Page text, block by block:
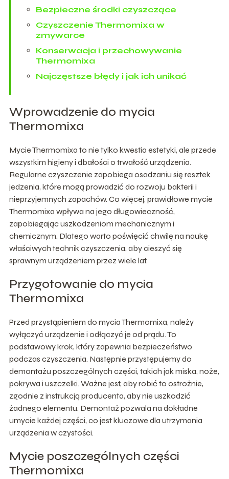
Bezpieczne środki czyszczące
Czyszczenie Thermomixa w
zmywarce
Konserwacja i przechowywanie
Thermomixa
Najczęstsze błędy i jak ich unikać
Wprowadzenie do mycia
Thermomixa
Mycie Thermomixa to nie tylko kwestia estetyki, ale przede
wszystkim higieny i dbałości o trwałość urządzenia.
Regularne czyszczenie zapobiega osadzaniu się resztek
jedzenia, które mogą prowadzić do rozwoju bakterii i
nieprzyjemnych zapachów. Co więcej, prawidłowe mycie
Thermomixa wpływa na jego długowieczność,
zapobiegając uszkodzeniom mechanicznym i
chemicznym. Dlatego warto poświęcić chwilę na naukę
właściwych technik czyszczenia, aby cieszyć się
sprawnym urządzeniem przez wiele lat.
Przygotowanie do mycia
Thermomixa
Przed przystąpieniem do mycia Thermomixa, należy
wyłączyć urządzenie i odłączyć je od prądu. To
podstawowy krok, który zapewnia bezpieczeństwo
podczas czyszczenia. Następnie przystępujemy do
demontażu poszczególnych części, takich jak miska, noże,
pokrywa i uszczelki. Ważne jest, aby robić to ostrożnie,
zgodnie z instrukcją producenta, aby nie uszkodzić
żadnego elementu. Demontaż pozwala na dokładne
umycie każdej części, co jest kluczowe dla utrzymania
urządzenia w czystości.
Mycie poszczególnych części
Thermomixa